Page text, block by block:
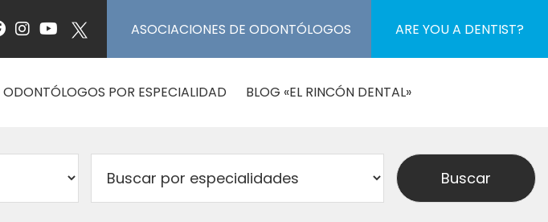
ASOCIACIONES DE ODONTÓLOGOS ARE YOU A DENTIST?
ODONTÓLOGOS POR ESPECIALIDAD BLOG «EL RINCÓN DENTAL»